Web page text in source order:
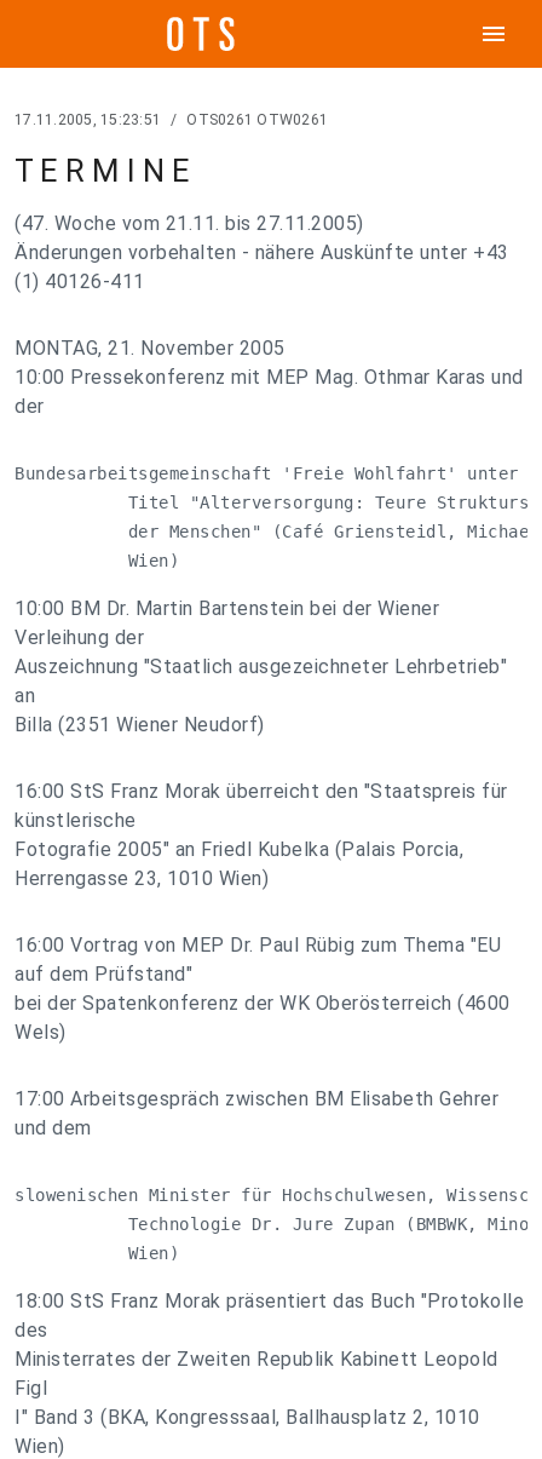
menu
17.11.2005, 15:23:51 / OTS0261 OTW0261
T E R M I N E
(47. Woche vom 21.11. bis 27.11.2005)
Änderungen vorbehalten - nähere Auskünfte unter +43
(1) 40126-411
MONTAG, 21. November 2005
10:00 Pressekonferenz mit MEP Mag. Othmar Karas und
der
Bundesarbeitsgemeinschaft 'Freie Wohlfahrt' unter
Titel "Alterversorgung: Teure
der Menschen" (Café Griensteidl,
           Wien)
10:00 BM Dr. Martin Bartenstein bei der Wiener
Verleihung der
Auszeichnung "Staatlich ausgezeichneter Lehrbetrieb"
an
Billa (2351 Wiener Neudorf)
16:00 StS Franz Morak überreicht den "Staatspreis für
künstlerische
Fotografie 2005" an Friedl Kubelka (Palais Porcia,
Herrengasse 23, 1010 Wien)
16:00 Vortrag von MEP Dr. Paul Rübig zum Thema "EU
auf dem Prüfstand"
bei der Spatenkonferenz der WK Oberösterreich (4600
Wels)
17:00 Arbeitsgespräch zwischen BM Elisabeth Gehrer
und dem
slowenischen Minister für Hochschulwesen,
Technologie Dr. Jure Zupan (BMBWK,
           Wien)
18:00 StS Franz Morak präsentiert das Buch "Protokolle
des
Ministerrates der Zweiten Republik Kabinett Leopold
Figl
I" Band 3 (BKA, Kongresssaal, Ballhausplatz 2, 1010
Wien)